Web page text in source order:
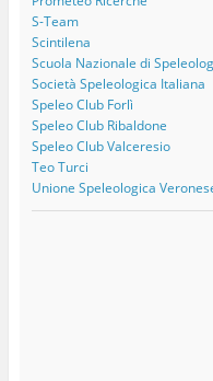
S-Team
Scintilena
Scuola Nazionale di
Società Speleologica Italiana
Speleo Club Forlì
Speleo Club Ribaldone
Speleo Club Valceresio
Teo Turci
Unione Speleologica